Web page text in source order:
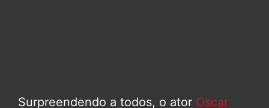
Surpreendendo a todos, o ator Oscar